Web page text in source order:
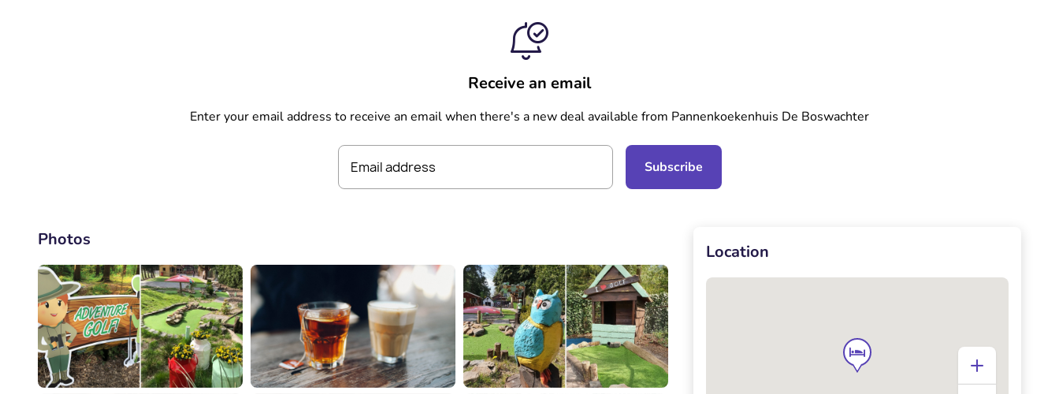
Receive an email
Enter your email address to receive an email when there's a new deal available from Pannenkoekenhuis De Boswachter
Email address Subscribe
Photos
Location